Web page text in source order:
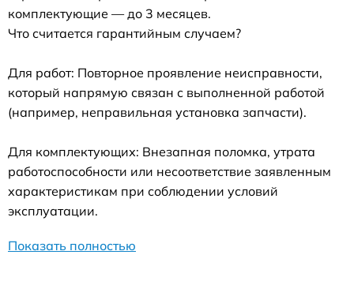
комплектующие — до 3 месяцев.
Что считается гарантийным случаем?
Для работ: Повторное проявление неисправности,
который напрямую связан с выполненной работой
(например, неправильная установка запчасти).
Для комплектующих: Внезапная поломка, утрата
работоспособности или несоответствие заявленным
характеристикам при соблюдении условий
эксплуатации.
Показать полностью